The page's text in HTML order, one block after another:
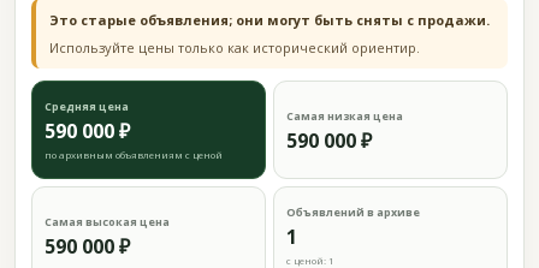
Это старые объявления; они могут быть сняты с продажи.
Используйте цены только как исторический ориентир.
Средняя цена
590 000 ₽
по архивным объявлениям с ценой
Самая низкая цена
590 000 ₽
Самая высокая цена
590 000 ₽
Объявлений в архиве
1
с ценой: 1